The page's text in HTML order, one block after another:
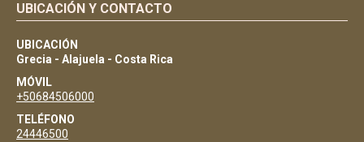
UBICACIÓN Y CONTACTO
UBICACIÓN
Grecia - Alajuela - Costa Rica
MÓVIL
+50684506000
TELÉFONO
24446500